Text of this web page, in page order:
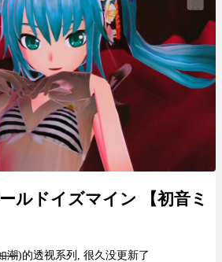
ールドイズマイン 【初音ミ
潮)的透视系列, 很久没更新了